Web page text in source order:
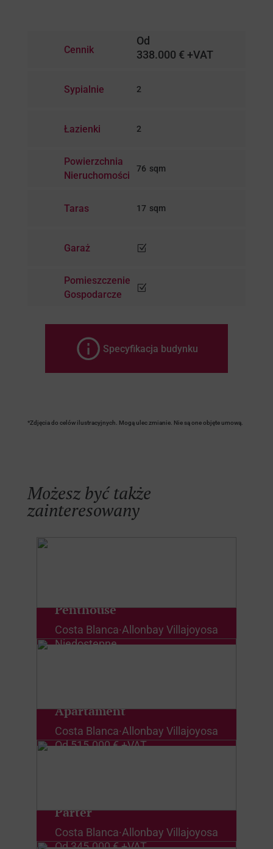
Cennik
Od
338.000 € +VAT
Sypialnie 2
Łazienki 2
Powierzchnia
Nieruchomości
76
Taras 17
Garaż Z
Pomieszczenie
Gospodarcze
Z
Specyfikacja budynku
*Zdjęcia do celów ilustracyjnych. Mogą ulec zmianie. Nie są one objęte umową.
Możesz być także
zainteresowany
Penthouse
Costa Blanca·Allonbay Villajoyosa
Niedostępne
Apartament
Costa Blanca·Allonbay Villajoyosa
Od515.000 € +VAT
Parter
Costa Blanca·Allonbay Villajoyosa
Od345.000 € +VAT